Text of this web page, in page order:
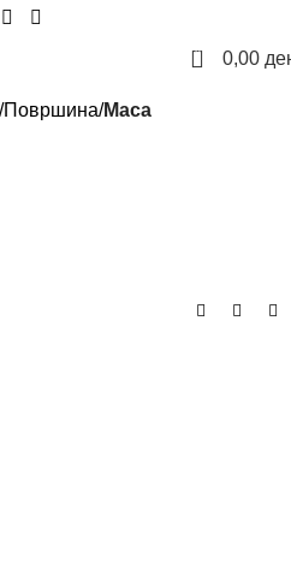
0 0,00
Површина Маса